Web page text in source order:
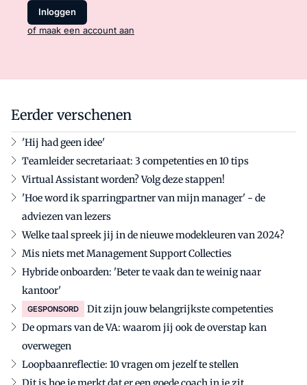
Inloggen
of maak een account aan
Eerder verschenen
'Hij had geen idee'
Teamleider secretariaat: 3 competenties en 10 tips
Virtual Assistant worden? Volg deze stappen!
'Hoe word ik sparringpartner van mijn manager' - de
adviezen van lezers
Welke taal spreek jij in de nieuwe modekleuren van 2024?
Mis niets met Management Support Collecties
Hybride onboarden: 'Beter te vaak dan te weinig naar
kantoor'
GESPONSORD
Dit zijn jouw belangrijkste competenties
De opmars van de VA: waarom jij ook de overstap kan
overwegen
Loopbaanreflectie: 10 vragen om jezelf te stellen